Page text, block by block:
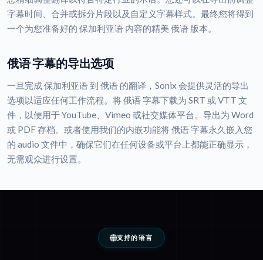
字幕时间、合并或拆分片段以及自定义字幕样式。最终您将得到
一个为您准备好的 保加利亚语 内容的精美 俄语 版本。
俄语 字幕的导出选项
一旦完成 保加利亚语 到 俄语 的翻译，Sonix 会提供灵活的导出
选项以适应任何工作流程。将 俄语 字幕下载为 SRT 或 VTT 文
件，以便用于 YouTube、Vimeo 或社交媒体平台。导出为 Word
或 PDF 存档。或者使用我们的内嵌功能将 俄语 字幕永久嵌入您
的 audio 文件中，确保它们在任何设备或平台上都能正确显示，
无需观众进行设置。
支持的语言